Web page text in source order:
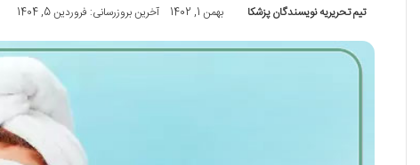
تیم تحریریه نویسندگان پزشکا بهمن 1, 1402 آخرین بروزرسانی: فروردین 5, 1404